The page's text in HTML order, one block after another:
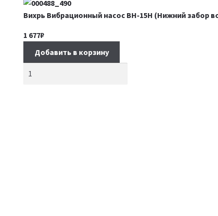
Вихрь Вибрационный насос ВН-15Н (Нижний забор
1 677₽
Добавить в корзину